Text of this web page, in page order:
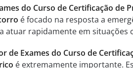
do Curso de Certificação de
é focado na resposta a
atuar rapidamente em situações
de Exames do Curso de
é extremamente importante.